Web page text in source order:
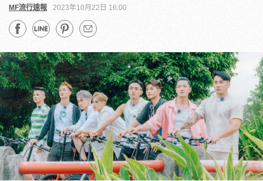
MF流行速報 2023年10月22日 16:00